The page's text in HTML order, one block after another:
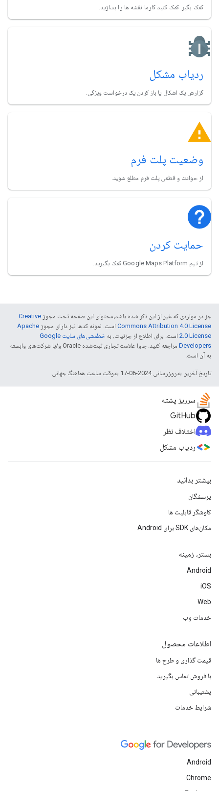
کمک بگیر. کمک کنید کارما نقشه ها را بسازید.
ردیاب مشکل
گزارش یک اشکال یا باز کردن یک درخواست ویژگی.
وضعیت پلت فرم
از حوادث و قطعی پلت فرم مطلع شوید.
حمایت کردن
از تیم Google Maps Platform کمک بگیرید.
جز در مواردی که غیر از این ذکر شده باشد،‌محتوای این صفحه تحت مجوز Creative
Commons Attribution 4.0 License است. نمونه کدها نیز دارای مجوز Apache
2.0 License است. برای اطلاع از جزئیات، به
خطمشی‌های سایت Google
Developers‏
مراجعه کنید. جاوا علامت تجاری ثبت‌شده Oracle و/یا شرکت‌های وابسته
به آن است.
تاریخ آخرین به‌روزرسانی 2024-06-17 به‌وقت ساعت هماهنگ جهانی.
سرریز پشته
GitHub
اختلاف نظر
ردیاب مشکل
بیشتر بدانید
پرسشگان
کاوشگر قابلیت ها
مکان‌های SDK برای Android
بستر، زمینه
Android
iOS
Web
خدمات وب
اطلاعات محصول
قیمت گذاری و طرح ها
با فروش تماس بگیرید
پشتیبانی
شرایط خدمات
Android
Chrome